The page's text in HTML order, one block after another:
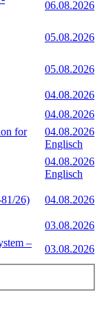
06.08.2026
05.08.2026
05.08.2026
04.08.2026
04.08.2026
for
04.08.2026
Englisch
04.08.2026
Englisch
26) 04.08.2026
03.08.2026
–
03.08.2026